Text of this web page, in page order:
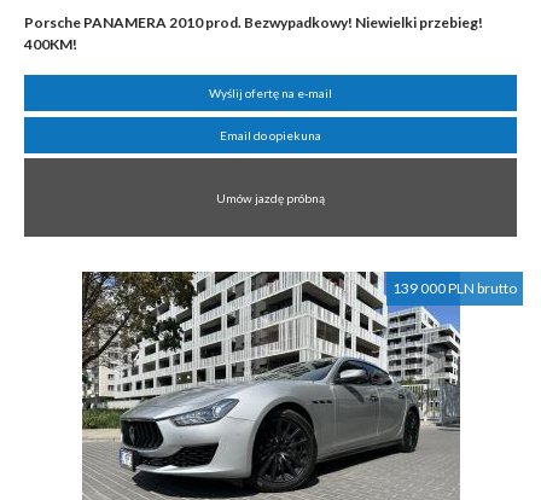
Porsche PANAMERA 2010 prod. Bezwypadkowy! Niewielki przebieg!
400KM!
Wyślij ofertę na e-mail
Email do opiekuna
Umów jazdę próbną
139 000 PLN brutto